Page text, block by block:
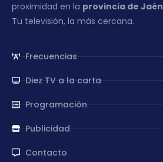
proximidad en la provincia de Jaén
Tu televisión, la más cercana.
Frecuencias
Diez TV a la carta
Programación
Publicidad
Contacto